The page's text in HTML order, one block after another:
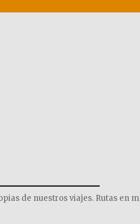
de nuestros viajes. Rutas en